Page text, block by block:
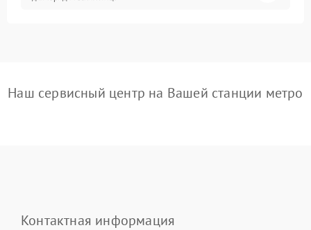
Наш сервисный центр на Вашей станции метро
Контактная информация